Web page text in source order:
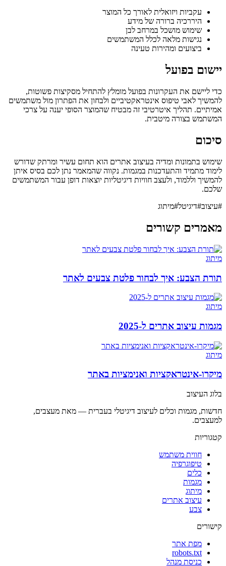
עקביות ויזואלית לאורך כל המוצר
היררכיה ברורה של מידע
שימוש מושכל במרחב לבן
נגישות מלאה לכלל המשתמשים
ביצועים ומהירות טעינה
יישום בפועל
כדי ליישם את העקרונות בפועל מומלץ להתחיל מסקיצות פשוטות,
להמשיך לאבי טיפוס אינטראקטיביים ולבחון את הפתרון מול משתמשים
אמיתיים. תהליך איטרטיבי זה מבטיח שהמוצר הסופי יענה על צרכי
המשתמש בצורה מיטבית.
סיכום
שימוש בתמונות ומדיה בעיצוב אתרים הוא תחום עשיר ומרתק שדורש
לימוד מתמיד והתעדכנות במגמות. נקווה שהמאמר נתן לכם בסיס איתן
להמשיך וללמוד, ולעצב חוויות דיגיטליות יוצאות דופן עבור המשתמשים
שלכם.
#עיצוב#דיגיטל#מיתוג
מאמרים קשורים
מיתוג
תורת הצבע: איך לבחור פלטת צבעים לאתר
מיתוג
מגמות עיצוב אתרים ל-2025
מיתוג
מיקרו-אינטראקציות ואנימציות באתר
בלוג העיצוב
חדשות, מגמות וכלים לעיצוב דיגיטלי בעברית — מאת מעצבים,
למעצבים.
קטגוריות
חווית משתמש
טיפוגרפיה
כלים
מגמות
מיתוג
עיצוב אתרים
צבע
קישורים
מפת אתר
robots.txt
כניסת מנהל